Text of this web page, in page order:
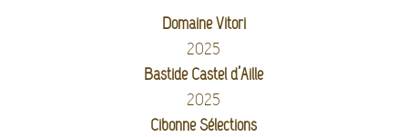
Domaine Vitori
2025
Bastide Castel d’Aille
2025
Cibonne Sélections